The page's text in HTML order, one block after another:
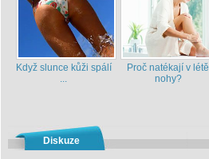
Když slunce kůži spálí
...
Proč natékají v létě
nohy?
Diskuze